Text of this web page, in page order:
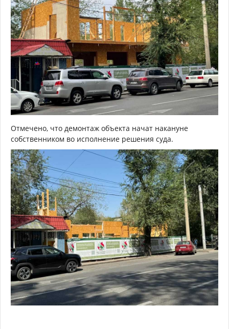
Отмечено, что демонтаж объекта начат накануне
собственником во исполнение решения суда.